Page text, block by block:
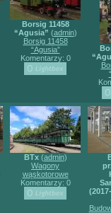
Borsig 11458
“Agusia” (admin)
Borsig 11458
“Agusia”
Komentarzy: 0
BTx(admin)
Wagony
wąskotorowe
Komentarzy: 0